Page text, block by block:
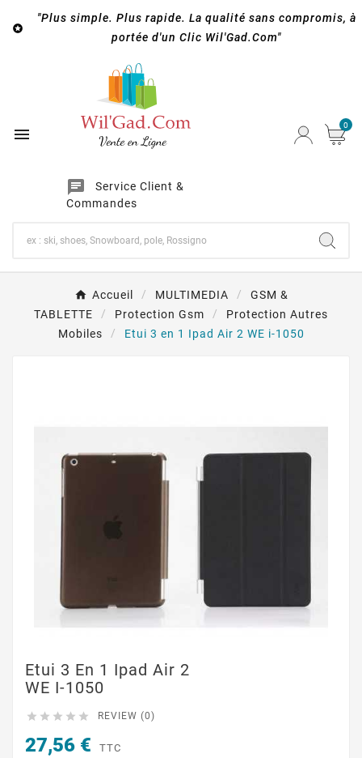

"Plus simple. Plus rapide. La qualité sans compromis, à
portée d'un Clic Wil'Gad.Com"

chat
Service Client &
Commandes
0
Accueil MULTIMEDIA
GSM &
TABLETTE
Protection Gsm
Protection Autres
Mobiles
Etui 3 en 1 Ipad Air 2 WE i-1050
Etui 3 En 1 Ipad Air 2
WE I-1050
     REVIEW (0)
27,56 € TTC